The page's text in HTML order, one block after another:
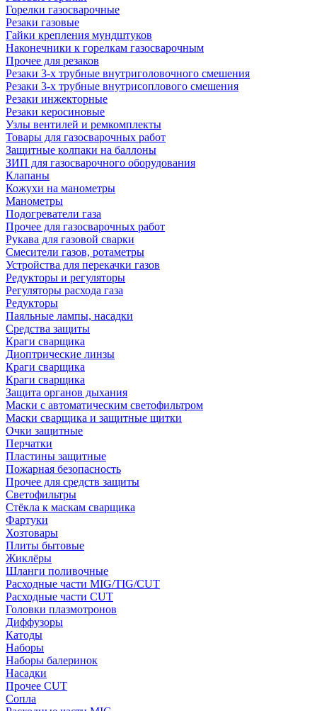
Горелки газосварочные
Резаки газовые
Гайки крепления мундштуков
Наконечники к горелкам газосварочным
Прочее для резаков
Резаки 3-х трубные внутриголовочного смешения
Резаки 3-х трубные внутрисоплового смешения
Резаки инжекторные
Резаки керосиновые
Узлы вентилей и ремкомплекты
Товары для газосварочных работ
Защитные колпаки на баллоны
ЗИП для газосварочного оборудования
Клапаны
Кожухи на манометры
Манометры
Подогреватели газа
Прочее для газосварочных работ
Рукава для газовой сварки
Смесители газов, ротаметры
Устройства для перекачки газов
Редукторы и регуляторы
Регуляторы расхода газа
Редукторы
Паяльные лампы, насадки
Средства защиты
Краги сварщика
Диоптрические линзы
Краги сварщика
Краги сварщика
Защита органов дыхания
Маски с автоматическим светофильтром
Маски сварщика и защитные щитки
Очки защитные
Перчатки
Пластины защитные
Пожарная безопасность
Прочее для средств защиты
Светофильтры
Стёкла к маскам сварщика
Фартуки
Хозтовары
Плиты бытовые
Жиклёры
Шланги поливочные
Расходные части MIG/TIG/CUT
Расходные части CUT
Головки плазмотронов
Диффузоры
Катоды
Наборы
Наборы балеринок
Насадки
Прочее CUT
Сопла